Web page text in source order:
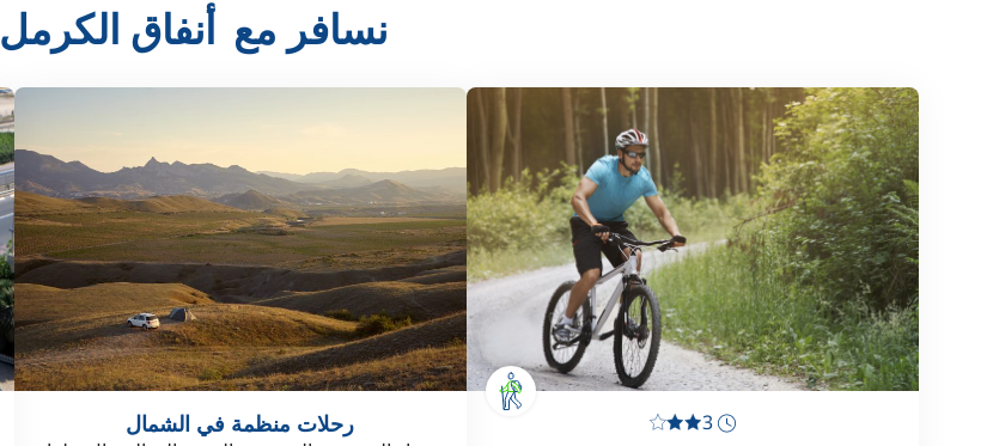
نسافر مع أنفاق الكرمل
3 رحلات منظمة في الشمال